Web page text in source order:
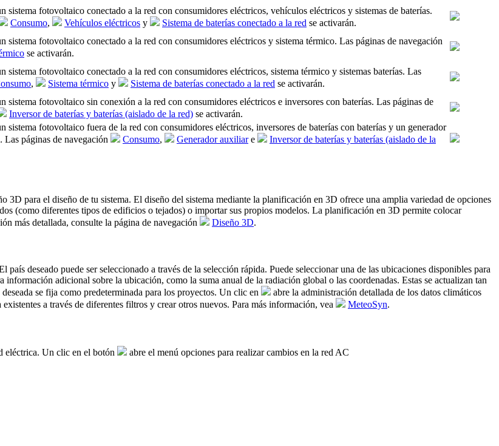
sistema fotovoltaico conectado a la red con consumidores eléctricos, vehículos eléctricos y sistemas de baterías.
Consumo, Vehículos eléctricos y Sistema de baterías conectado a la red se activarán.
sistema fotovoltaico conectado a la red con consumidores eléctricos y sistema térmico. Las páginas de navegación
se activarán.
sistema fotovoltaico conectado a la red con consumidores eléctricos, sistema térmico y sistemas baterías. Las
, Sistema térmico y Sistema de baterías conectado a la red se activarán.
sistema fotovoltaico sin conexión a la red con consumidores eléctricos e inversores con baterías. Las páginas de
Inversor de baterías y baterías (aislado de la red) se activarán.
sistema fotovoltaico fuera de la red con consumidores eléctricos, inversores de baterías con baterías y un generador
Las páginas de navegación
Consumo, Generador auxiliare
Inversor de baterías y baterías (aislado de la
3D para el diseño de tu sistema. El diseño del sistema mediante la planificación en 3D ofrece una amplia variedad de opciones
(como diferentes tipos de edificios o tejados) o importar sus propios modelos. La planificación en 3D permite colocar
más detallada, consulte la página de navegación
Diseño 3D.
deseado puede ser seleccionado a través de la selección rápida. Puede seleccionar una de las ubicaciones disponibles para
adicional sobre la ubicación, como la suma anual de la radiación global o las coordenadas. Estas se actualizan tan
se fija como predeterminada para los proyectos. Un clic en
abre la administración detallada de los datos climáticos
a través de diferentes filtros y crear otros nuevos. Para más información, vea MeteoSyn.
eléctrica. Un clic en el botón
abre el menú opciones para realizar cambios en la red AC